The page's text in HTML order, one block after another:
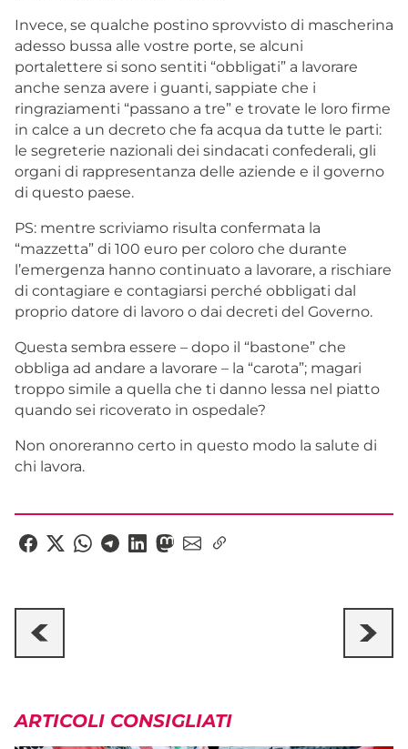
Invece, se qualche postino sprovvisto di mascherina
adesso bussa alle vostre porte, se alcuni
portalettere si sono sentiti “obbligati” a lavorare
anche senza avere i guanti, sappiate che i
ringraziamenti “passano a tre” e trovate le loro firme
in calce a un decreto che fa acqua da tutte le parti:
le segreterie nazionali dei sindacati confederali, gli
organi di rappresentanza delle aziende e il governo
di questo paese.
PS: mentre scriviamo risulta confermata la
“mazzetta” di 100 euro per coloro che durante
l’emergenza hanno continuato a lavorare, a rischiare
di contagiare e contagiarsi perché obbligati dal
proprio datore di lavoro o dai decreti del Governo.
Questa sembra essere – dopo il “bastone” che
obbliga ad andare a lavorare – la “carota”; magari
troppo simile a quella che ti danno lessa nel piatto
quando sei ricoverato in ospedale?
Non onoreranno certo in questo modo la salute di
chi lavora.
ARTICOLI CONSIGLIATI